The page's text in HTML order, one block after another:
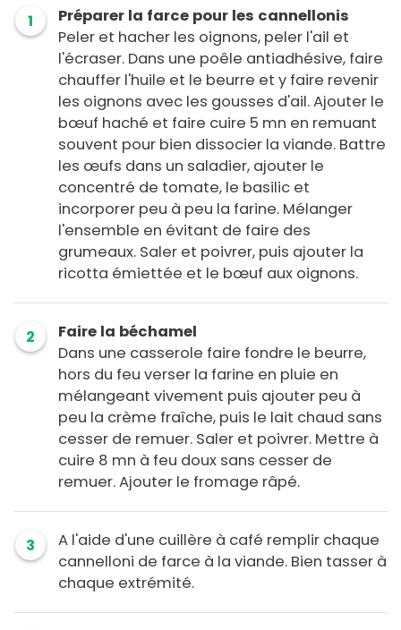
1
Préparer la farce pour les cannellonis
Peler et hacher les oignons, peler l'ail et
l'écraser. Dans une poêle antiadhésive, faire
chauffer l'huile et le beurre et y faire revenir
les oignons avec les gousses d'ail. Ajouter le
bœuf haché et faire cuire 5 mn en remuant
souvent pour bien dissocier la viande. Battre
les œufs dans un saladier, ajouter le
concentré de tomate, le basilic et
incorporer peu à peu la farine. Mélanger
l'ensemble en évitant de faire des
grumeaux. Saler et poivrer, puis ajouter la
ricotta émiettée et le bœuf aux oignons.
2
Faire la béchamel
Dans une casserole faire fondre le beurre,
hors du feu verser la farine en pluie en
mélangeant vivement puis ajouter peu à
peu la crème fraîche, puis le lait chaud sans
cesser de remuer. Saler et poivrer. Mettre à
cuire 8 mn à feu doux sans cesser de
remuer. Ajouter le fromage râpé.
3
A l'aide d'une cuillère à café remplir chaque
cannelloni de farce à la viande. Bien tasser à
chaque extrémité.